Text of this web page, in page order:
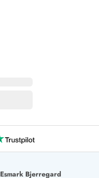
Esmark Bjerregard